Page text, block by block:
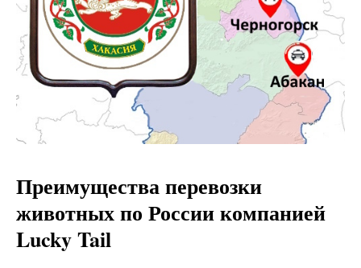
Преимущества перевозки
животных по России компанией
Lucky Tail